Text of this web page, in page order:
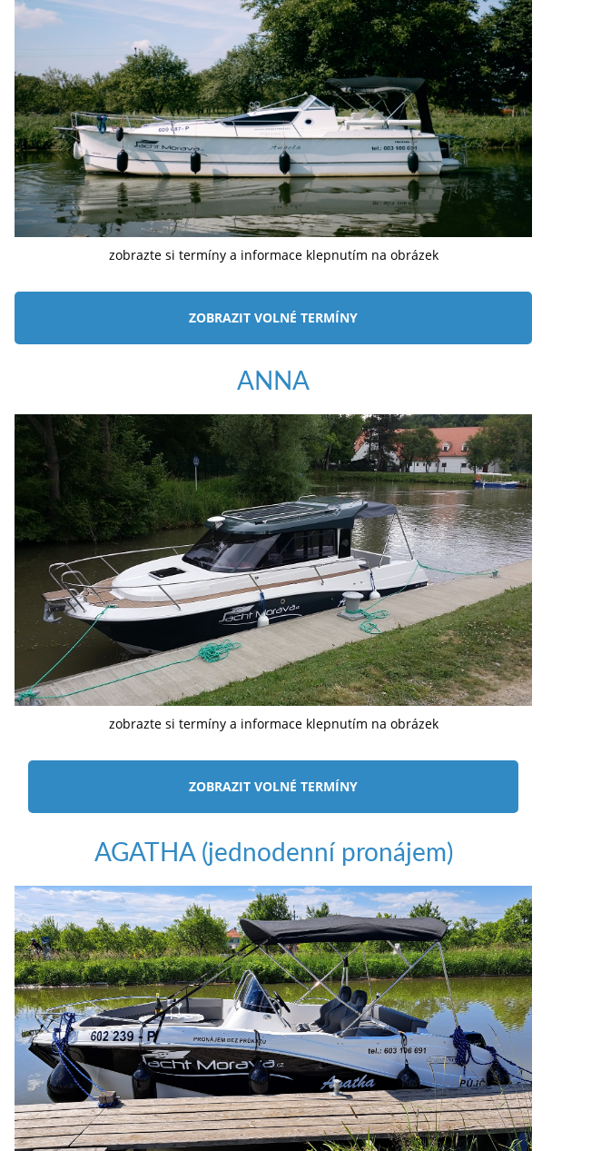
zobrazte si termíny a informace klepnutím na obrázek
ZOBRAZIT VOLNÉ TERMÍNY
ANNA
zobrazte si termíny a informace klepnutím na obrázek
ZOBRAZIT VOLNÉ TERMÍNY
AGATHA (jednodenní pronájem)